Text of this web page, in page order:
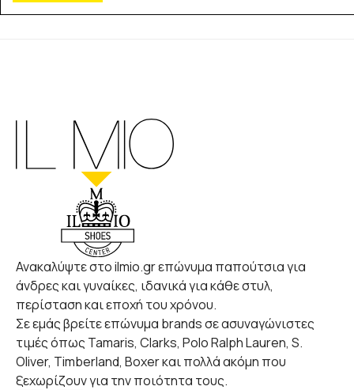
Ανακαλύψτε στο ilmio.gr επώνυμα παπούτσια για
άνδρες και γυναίκες, ιδανικά για κάθε στυλ,
περίσταση και εποχή του χρόνου.
Σε εμάς βρείτε επώνυμα brands σε ασυναγώνιστες
τιμές όπως Tamaris, Clarks, Polo Ralph Lauren, S.
Oliver, Timberland, Boxer και πολλά ακόμη που
ξεχωρίζουν για την ποιότητα τους.